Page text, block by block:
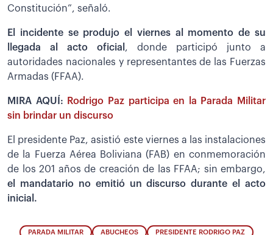
Constitución”, señaló.
El incidente se produjo el viernes al momento de su
llegada al acto oficial , donde participó junto a
autoridades nacionales y representantes de las Fuerzas
Armadas (FFAA).
MIRA AQUÍ:
Rodrigo Paz participa en la Parada Militar
sin brindar un discurso
El presidente Paz, asistió este viernes a las instalaciones
de la Fuerza Aérea Boliviana (FAB) en conmemoración
de los 201 años de creación de las FFAA; sin embargo,
el mandatario no emitió un discurso durante el acto
inicial.
PARADA MILITAR ABUCHEOS PRESIDENTE RODRIGO PAZ